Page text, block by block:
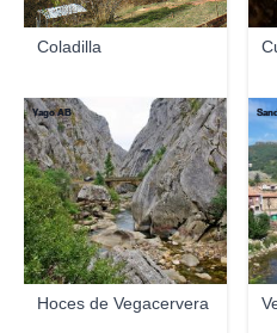
Coladilla
Hoces de Vegacervera
Yago AB